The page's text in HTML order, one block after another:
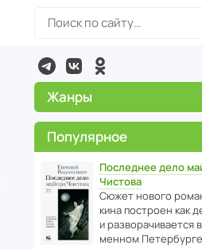
Жанры
Популярное
Последнее дело
Чистова
Сюжет нового
кина пост­роен как
и разво­ра­чи­ва­ется
менном